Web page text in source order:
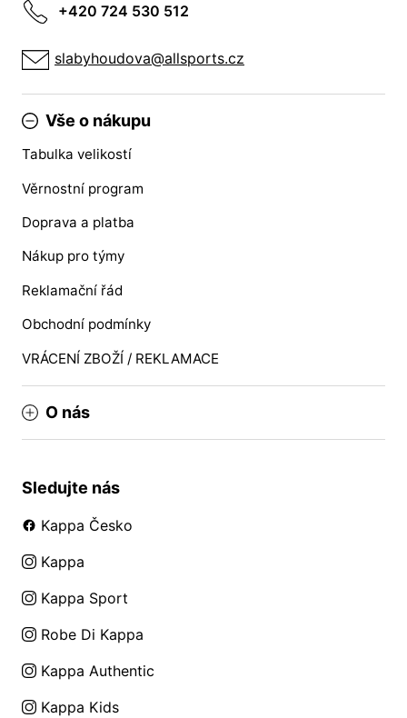
+420 724 530 512
slabyhoudova@allsports.cz
Vše o nákupu
Tabulka velikostí
Věrnostní program
Doprava a platba
Nákup pro týmy
Reklamační řád
Obchodní podmínky
VRÁCENÍ ZBOŽÍ / REKLAMACE
O nás
Sledujte nás
Kappa Česko
Kappa
Kappa Sport
Robe Di Kappa
Kappa Authentic
Kappa Kids